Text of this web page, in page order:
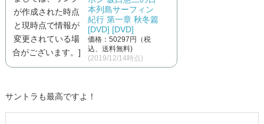
本列島サーフィン
紀行 第一章 秋冬篇
[DVD] [DVD]
価格：50297円（税
込、送料無料)
(2019/12/14時点)
サントラも最高ですよ！